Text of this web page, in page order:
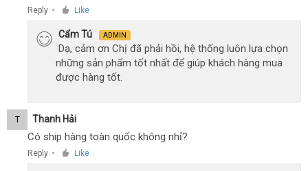
Reply ● Like
Cẩm Tú ADMIN
Dạ, cảm ơn Chị đã phải hồi, hệ thống luôn lựa chọn
những sản phẩm tốt nhất để giúp khách hàng mua
được hàng tốt.
T Thanh Hải
Có ship hàng toàn quốc không nhỉ?
Reply ● Like